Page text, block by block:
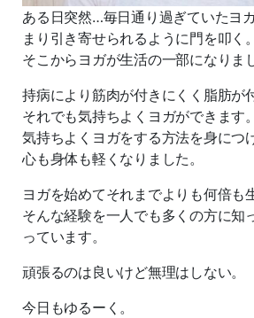
ある日突然…毎日通り過ぎていたヨ
まり引き寄せられるように門を叩く。
そこからヨガが生活の一部になりま
持病により筋肉が付きにくく脂肪が
それでも気持ちよくヨガができます。
気持ちよくヨガをする方法を身につ
心も身体も軽くなりました。
ヨガを始めてそれまでよりも何倍も
そんな経験を一人でも多くの方に知
っています。
頑張るのは良いけど無理はしない。
今日もゆるーく。